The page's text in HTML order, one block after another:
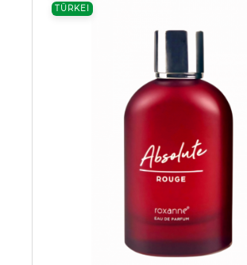
TÜRKEI